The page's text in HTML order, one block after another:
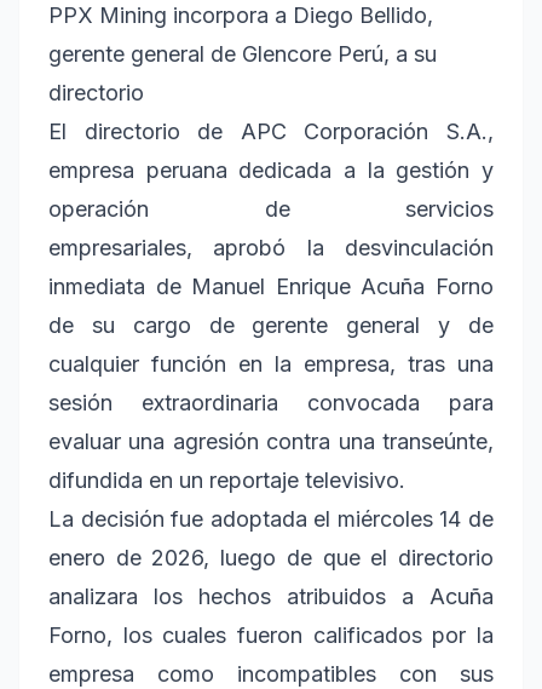
PPX Mining incorpora a Diego Bellido,
gerente general de Glencore Perú, a su
directorio
El directorio de APC Corporación S.A.,
empresa peruana dedicada a la gestión y
operación de servicios
empresariales, aprobó la desvinculación
inmediata de Manuel Enrique Acuña Forno
de su cargo de gerente general y de
cualquier función en la empresa, tras una
sesión extraordinaria convocada para
evaluar una agresión contra una transeúnte,
difundida en un reportaje televisivo.
La decisión fue adoptada el miércoles 14 de
enero de 2026, luego de que el directorio
analizara los hechos atribuidos a Acuña
Forno, los cuales fueron calificados por la
empresa como incompatibles con sus